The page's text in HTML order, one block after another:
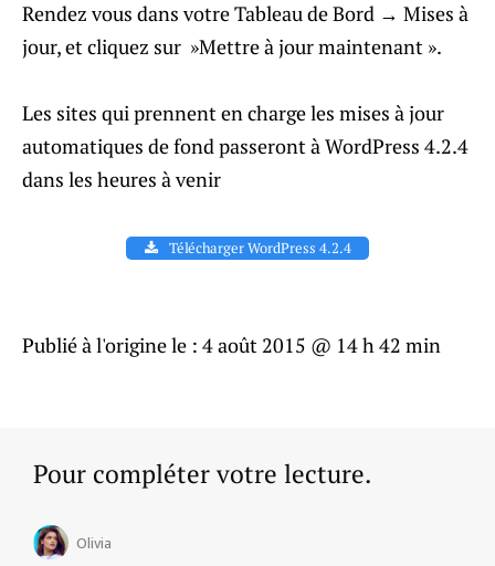
Rendez vous dans votre Tableau de Bord → Mises à
jour, et cliquez sur ​​ »Mettre à jour maintenant ».
Les sites qui prennent en charge les mises à jour
automatiques de fond passeront à WordPress 4.2.4
dans les heures à venir
Télécharger WordPress 4.2.4
Publié à l'origine le : 4 août 2015 @ 14 h 42 min
Pour compléter votre lecture.
Olivia